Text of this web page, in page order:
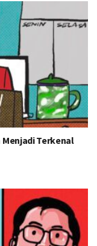
Menjadi Terkenal